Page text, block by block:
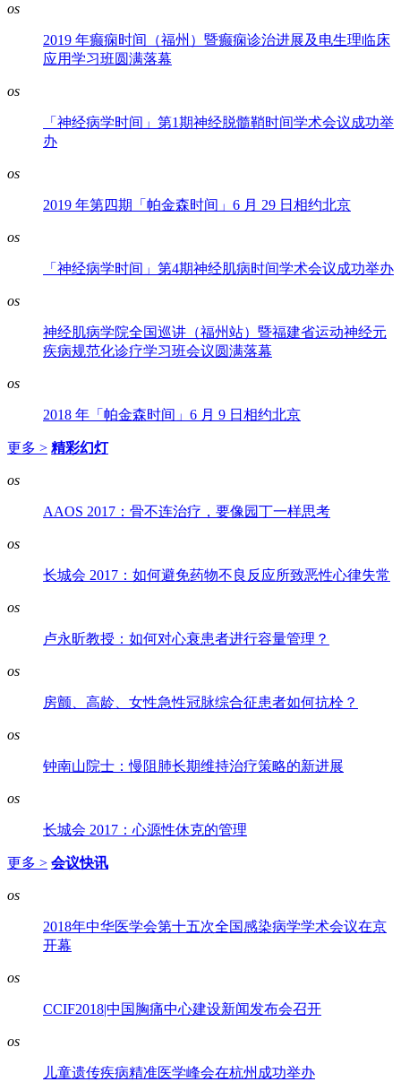
os
2019 年癫痫时间（福州）暨癫痫诊治进展及电生理临床
应用学习班圆满落幕
os
「神经病学时间」第1期神经脱髓鞘时间学术会议成功举
办
os
2019 年第四期「帕金森时间」6 月 29 日相约北京
os
「神经病学时间」第4期神经肌病时间学术会议成功举办
os
神经肌病学院全国巡讲（福州站）暨福建省运动神经元
疾病规范化诊疗学习班会议圆满落幕
os
2018 年「帕金森时间」6 月 9 日相约北京
更多 > 精彩幻灯
os
AAOS 2017：骨不连治疗，要像园丁一样思考
os
长城会 2017：如何避免药物不良反应所致恶性心律失常
os
卢永昕教授：如何对心衰患者进行容量管理？
os
房颤、高龄、女性急性冠脉综合征患者如何抗栓？
os
钟南山院士：慢阻肺长期维持治疗策略的新进展
os
长城会 2017：心源性休克的管理
更多 > 会议快讯
os
2018年中华医学会第十五次全国感染病学学术会议在京
开幕
os
CCIF2018|中国胸痛中心建设新闻发布会召开
os
儿童遗传疾病精准医学峰会在杭州成功举办